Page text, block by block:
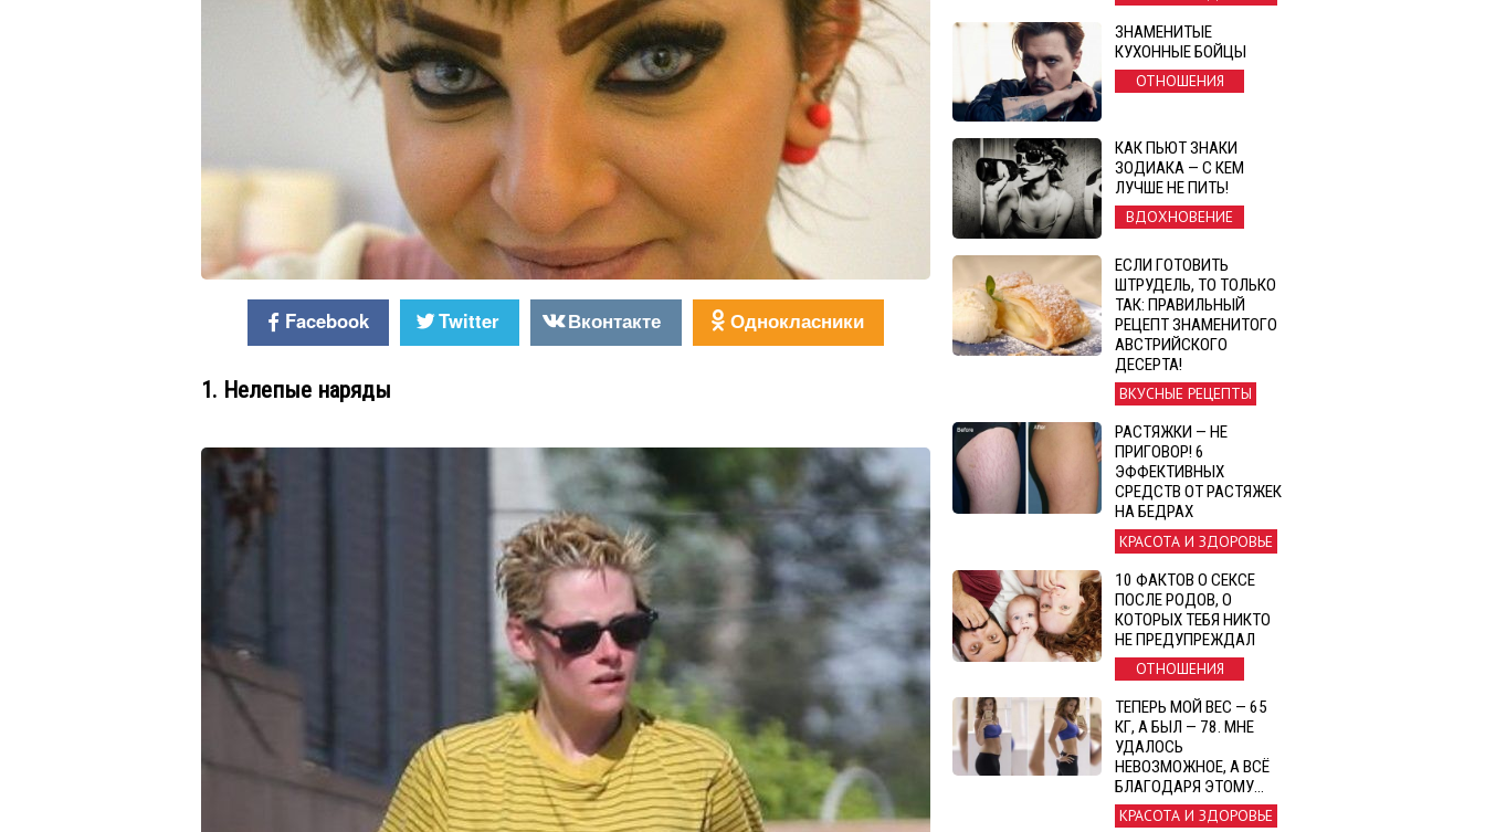
Facebook Twitter Вконтакте Однокласники
1. Нелепые наряды
ЗНАМЕНИТЫЕ
КУХОННЫЕ БОЙЦЫ
ОТНОШЕНИЯ
КАК ПЬЮТ ЗНАКИ
ЗОДИАКА — С КЕМ
ЛУЧШЕ НЕ ПИТЬ!
ВДОХНОВЕНИЕ
ЕСЛИ ГОТОВИТЬ
ШТРУДЕЛЬ, ТО ТОЛЬКО
ТАК: ПРАВИЛЬНЫЙ
РЕЦЕПТ ЗНАМЕНИТОГО
АВСТРИЙСКОГО
ДЕСЕРТА!
ВКУСНЫЕ РЕЦЕПТЫ
РАСТЯЖКИ — НЕ
ПРИГОВОР! 6
ЭФФЕКТИВНЫХ
СРЕДСТВ ОТ РАСТЯЖЕК
НА БЕДРАХ
КРАСОТА И ЗДОРОВЬЕ
10 ФАКТОВ О СЕКСЕ
ПОСЛЕ РОДОВ, О
КОТОРЫХ ТЕБЯ НИКТО
НЕ ПРЕДУПРЕЖДАЛ
ОТНОШЕНИЯ
ТЕПЕРЬ МОЙ ВЕС — 65
КГ, А БЫЛ — 78. МНЕ
УДАЛОСЬ
НЕВОЗМОЖНОЕ, А ВСЁ
БЛАГОДАРЯ ЭТОМУ…
КРАСОТА И ЗДОРОВЬЕ